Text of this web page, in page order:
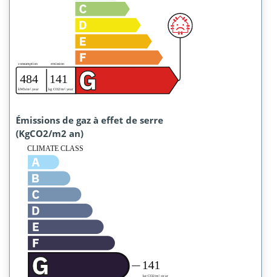
Émissions de gaz à effet de serre
(KgCO2/m2 an)